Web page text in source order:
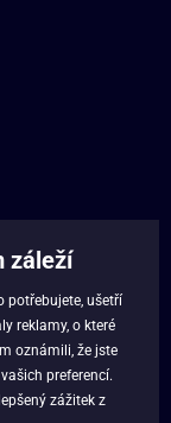
záleží
potřebujete, ušetří
reklamy, o které
oznámili, že jste
preferencí.
zážitek z